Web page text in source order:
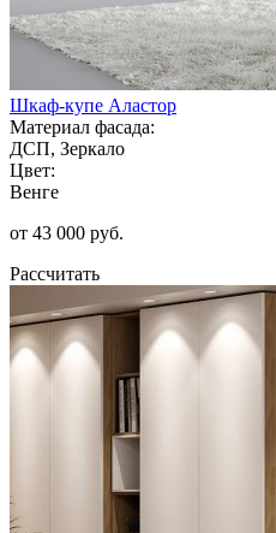
Шкаф-купе Аластор
Материал фасада:
ДСП, Зеркало
Цвет:
Венге
от 43 000 руб.
Рассчитать